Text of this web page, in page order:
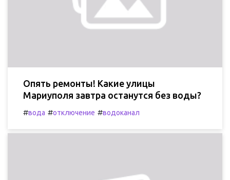
Опять ремонты! Какие улицы
Мариуполя завтра останутся без воды?
#вода #отключение #водоканал